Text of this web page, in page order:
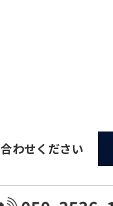
わせください